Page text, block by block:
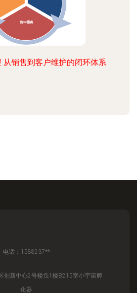
从销售到客户维护的闭环体系
电话：1588237**
创新中心2号楼负1楼B215室小宇宙孵
化器